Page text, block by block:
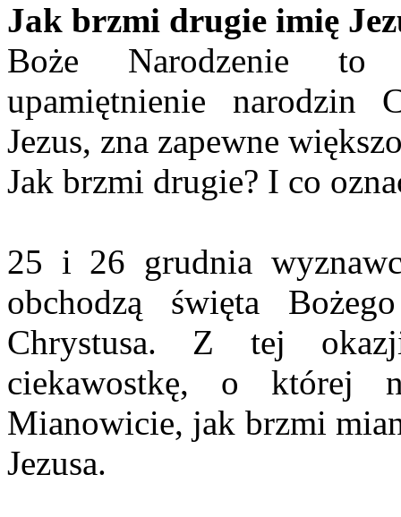
Jak brzmi drugie imię
Boże Narodzenie to
upamiętnienie narodzin
Jezus, zna zapewne
Jak brzmi drugie? I co
25 i 26 grudnia
obchodzą święta
Chrystusa. Z tej
ciekawostkę, o której
Mianowicie, jak brzmi
Jezusa.